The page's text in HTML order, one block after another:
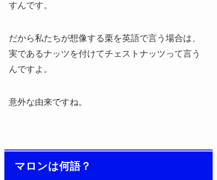
すんです。
だから私たちが想像する栗を英語で言う場合は、
実であるナッツを付けてチェストナッツって言う
んですよ。
意外な由来ですね。
マロンは何語？